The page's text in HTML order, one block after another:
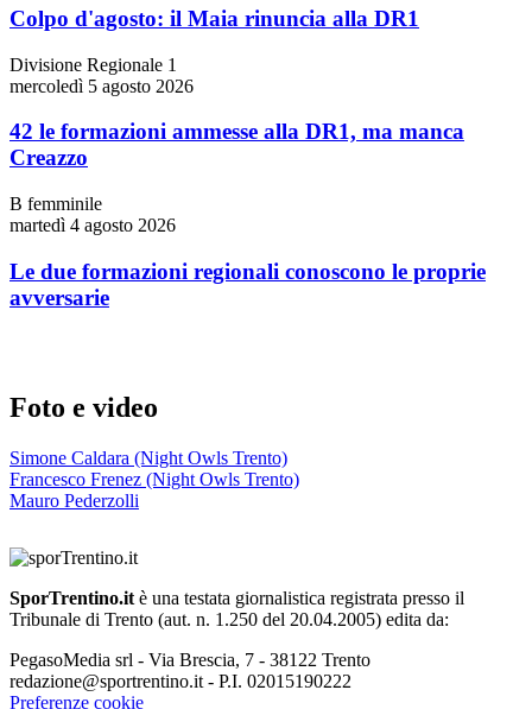
Colpo d'agosto: il Maia rinuncia alla DR1
Divisione Regionale 1
mercoledì 5 agosto 2026
42 le formazioni ammesse alla DR1, ma manca
Creazzo
B femminile
martedì 4 agosto 2026
Le due formazioni regionali conoscono le proprie
avversarie
Foto e video
Simone Caldara (Night Owls Trento)
Francesco Frenez (Night Owls Trento)
Mauro Pederzolli
SporTrentino.it è una testata giornalistica registrata presso il
Tribunale di Trento (aut. n. 1.250 del 20.04.2005) edita da:
PegasoMedia srl - Via Brescia, 7 - 38122 Trento
redazione@sportrentino.it - P.I. 02015190222
Preferenze cookie